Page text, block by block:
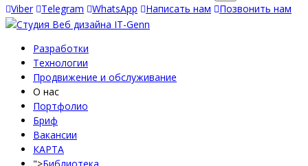
Viber Telegram WhatsApp Написать нам Позвонить нам
Разработки
Технологии
Продвижение и обслуживание
О нас
Портфолио
Бриф
Вакансии
КАРТА